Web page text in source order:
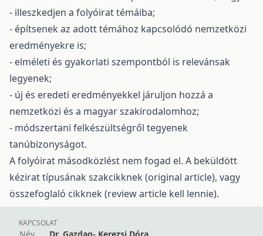
- illeszkedjen a folyóirat témáiba;
- építsenek az adott témához kapcsolódó nemzetközi
eredményekre is;
- elméleti és gyakorlati szempontból is relevánsak
legyenek;
- új és eredeti eredményekkel járuljon hozzá a
nemzetközi és a magyar szakirodalomhoz;
- módszertani felkészültségről tegyenek
tanúbizonyságot.
A folyóirat másodközlést nem fogad el. A beküldött
kézirat típusának szakcikknek (original article), vagy
összefoglaló cikknek (review article kell lennie).
KAPCSOLAT